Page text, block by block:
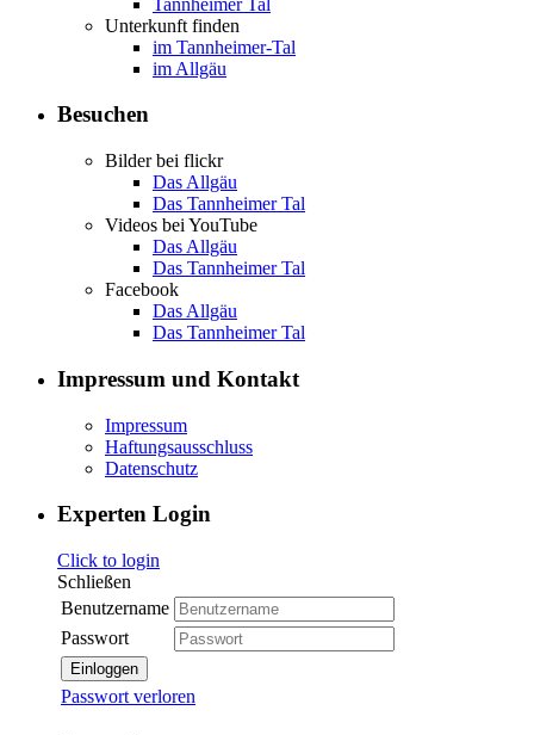
Unterkunft finden
im Tannheimer-Tal
im Allgäu
Besuchen
Bilder bei flickr
Das Allgäu
Das Tannheimer Tal
Videos bei YouTube
Das Allgäu
Das Tannheimer Tal
Facebook
Das Allgäu
Das Tannheimer Tal
Impressum und Kontakt
Impressum
Haftungsausschluss
Datenschutz
Experten Login
Click to login
Schließen
Benutzername
Passwort
Einloggen
Passwort verloren